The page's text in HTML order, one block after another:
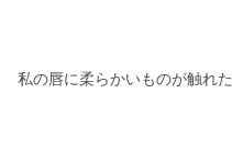
私の唇に柔らかいものが触れた